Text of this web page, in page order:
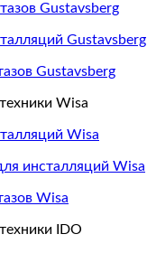
Gustavsberg
Gustavsberg
Gustavsberg
Wisa
Wisa
инсталляций Wisa
Wisa
IDO